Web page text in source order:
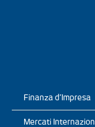
Finanza d’Impresa
Mercati